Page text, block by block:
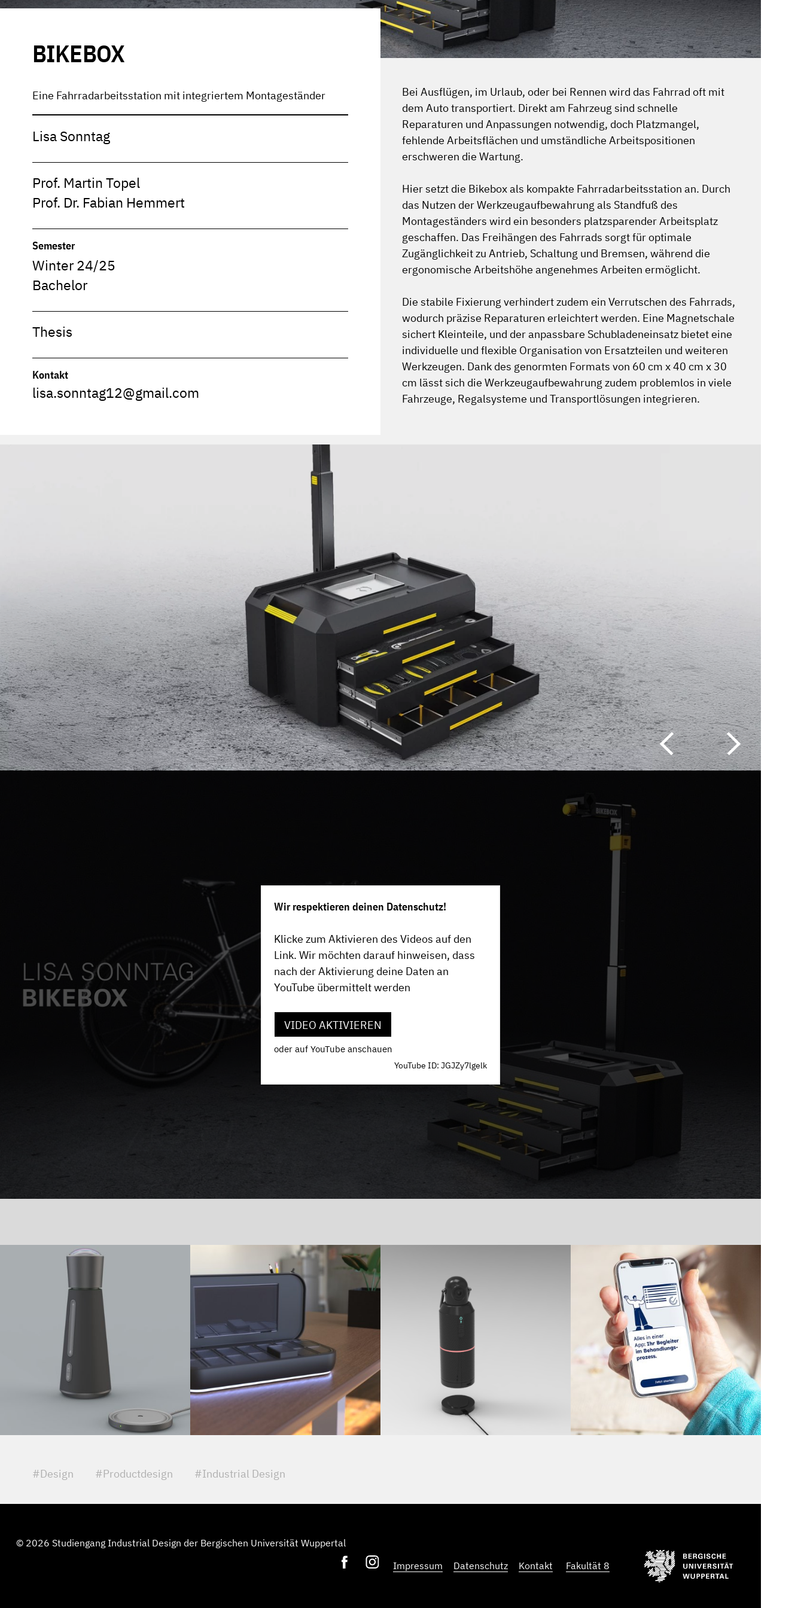
BIKEBOX
Eine Fahrradarbeitsstation mit integriertem Montageständer
Lisa Sonntag
Prof. Martin Topel
Prof. Dr. Fabian Hemmert
Semester
Winter 24/25
Bachelor
Thesis
Kontakt
lisa.sonntag12@gmail.com
Bei Ausflügen, im Urlaub, oder bei Rennen wird das Fahrrad oft mit
dem Auto transportiert. Direkt am Fahrzeug sind schnelle
Reparaturen und Anpassungen notwendig, doch Platzmangel,
fehlende Arbeitsflächen und umständliche Arbeitspositionen
erschweren die Wartung.
Hier setzt die Bikebox als kompakte Fahrradarbeitsstation an. Durch
das Nutzen der Werkzeugaufbewahrung als Standfuß des
Montageständers wird ein besonders platzsparender Arbeitsplatz
geschaffen. Das Freihängen des Fahrrads sorgt für optimale
Zugänglichkeit zu Antrieb, Schaltung und Bremsen, während die
ergonomische Arbeitshöhe angenehmes Arbeiten ermöglicht.
Die stabile Fixierung verhindert zudem ein Verrutschen des Fahrrads,
wodurch präzise Reparaturen erleichtert werden. Eine Magnetschale
sichert Kleinteile, und der anpassbare Schubladeneinsatz bietet eine
individuelle und flexible Organisation von Ersatzteilen und weiteren
Werkzeugen. Dank des genormten Formats von 60 cm x 40 cm x 30
cm lässt sich die Werkzeugaufbewahrung zudem problemlos in viele
Fahrzeuge, Regalsysteme und Transportlösungen integrieren.
Wir respektieren deinen Datenschutz!
Klicke zum Aktivieren des Videos auf den
Link. Wir möchten darauf hinweisen, dass
nach der Aktivierung deine Daten an
YouTube übermittelt werden
VIDEO AKTIVIEREN
oder auf YouTube anschauen
YouTube ID: JGJZy7lgelk
#Design #Productdesign #Industrial Design
© 2026 Studiengang Industrial Design der Bergischen Universität Wuppertal
Impressum
Datenschutz Kontakt Fakultät 8